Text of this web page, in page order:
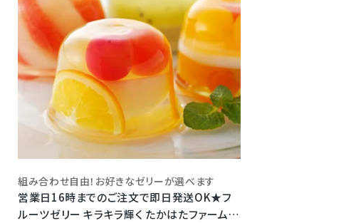
組み合わせ自由！お好きなゼリーが選べます
営業日16時までのご注文で即日発送OK★フ
ルーツゼリー キラキラ輝く たかはたファーム ミ